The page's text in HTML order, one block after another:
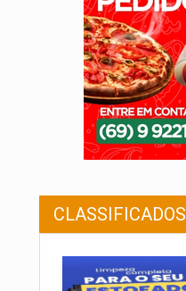
CLASSIFICADOS